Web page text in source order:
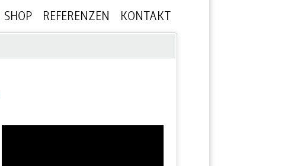
SHOP REFERENZEN KONTAKT